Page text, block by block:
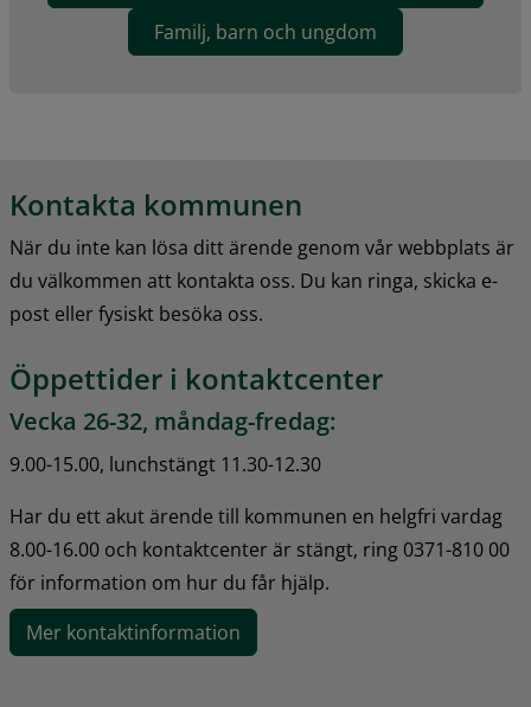
Familj, barn och ungdom
Kontakta kommunen
När du inte kan lösa ditt ärende genom vår webbplats är
du välkommen att kontakta oss. Du kan ringa, skicka e-
post eller fysiskt besöka oss.
Öppettider i kontaktcenter
Vecka 26-32, måndag-fredag:
9.00-15.00, lunchstängt 11.30-12.30
Har du ett akut ärende till kommunen en helgfri vardag
8.00-16.00 och kontaktcenter är stängt, ring 0371-810 00
för information om hur du får hjälp.
Mer kontaktinformation